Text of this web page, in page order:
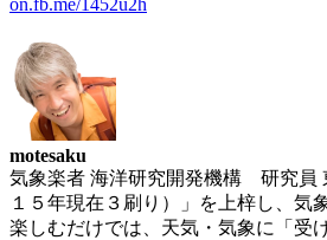
motesaku
気象楽者 海洋研究開発機構 研究員
１５年現在３刷り）」を上梓し、気
楽しむだけでは、天気・気象に「受